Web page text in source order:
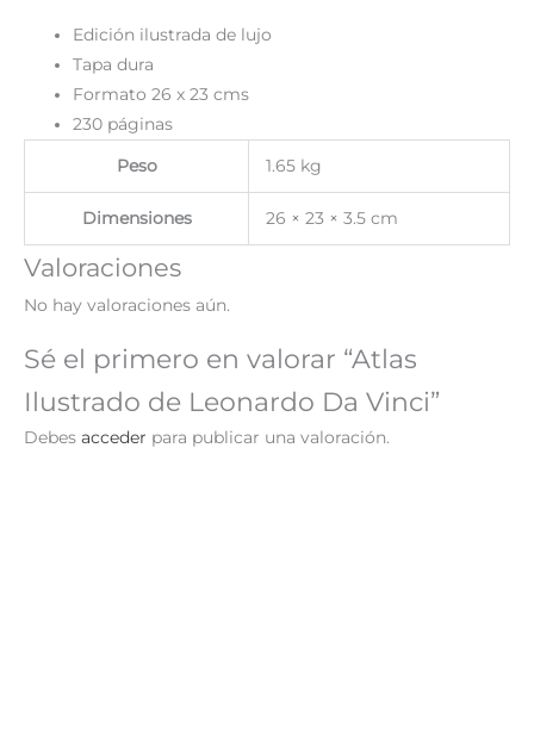
Edición ilustrada de lujo
Tapa dura
Formato 26 x 23 cms
230 páginas
Peso 1.65 kg
Dimensiones 26 × 23 × 3.5 cm
Valoraciones
No hay valoraciones aún.
Sé el primero en valorar “Atlas
Ilustrado de Leonardo Da Vinci”
Debes acceder para publicar una valoración.